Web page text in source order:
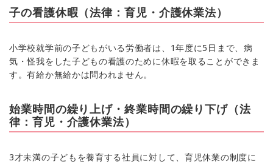
子の看護休暇（法律：育児・介護休業法）
小学校就学前の子どもがいる労働者は、1年度に5日まで、病
気・怪我をした子どもの看護のために休暇を取ることができま
す。有給か無給かは問われません。
始業時間の繰り上げ・終業時間の繰り下げ（法
律：育児・介護休業法）
3才未満の子どもを養育する社員に対して、育児休業の制度に